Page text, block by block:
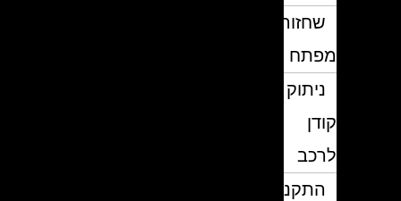
שחזור
מפתח
ניתוק
לרכב
התקנת